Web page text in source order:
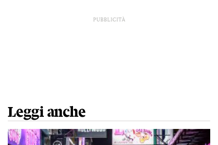
PUBBLICITÀ
Leggi anche